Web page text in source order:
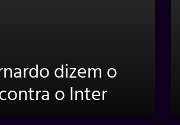
dizem o
o Inter